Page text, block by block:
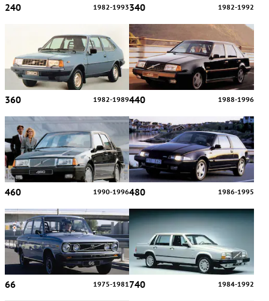
240 1982-1993340 1982-1992
360 1982-1989440 1988-1996
460 1990-1996480 1986-1995
66 1975-1981740 1984-1992